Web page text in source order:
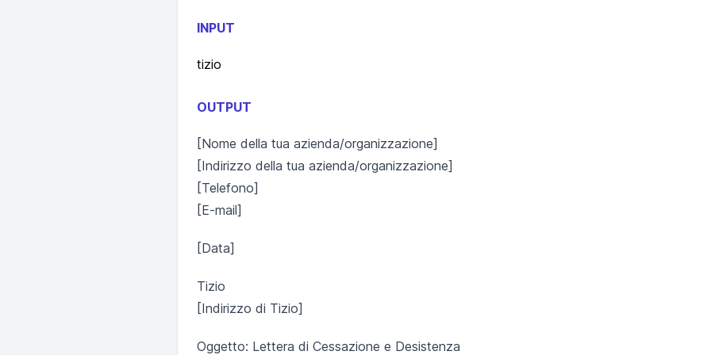
INPUT
tizio
OUTPUT
[Nome della tua azienda/organizzazione]
[Indirizzo della tua azienda/organizzazione]
[Telefono]
[E-mail]
[Data]
Tizio
[Indirizzo di Tizio]
Oggetto: Lettera di Cessazione e Desistenza